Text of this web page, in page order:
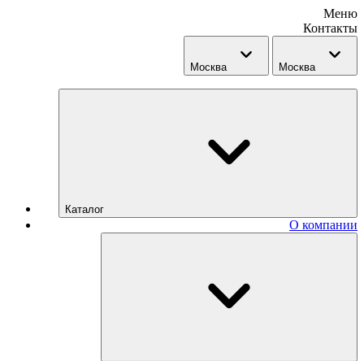
Меню
Контакты
Москва Москва
Каталог
О компании